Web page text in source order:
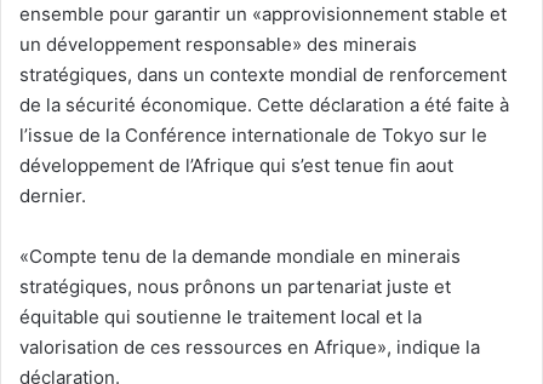
ensemble pour garantir un «approvisionnement stable et
un développement responsable» des minerais
stratégiques, dans un contexte mondial de renforcement
de la sécurité économique. Cette déclaration a été faite à
l’issue de la Conférence internationale de Tokyo sur le
développement de l’Afrique qui s’est tenue fin aout
dernier.
«Compte tenu de la demande mondiale en minerais
stratégiques, nous prônons un partenariat juste et
équitable qui soutienne le traitement local et la
valorisation de ces ressources en Afrique», indique la
déclaration.